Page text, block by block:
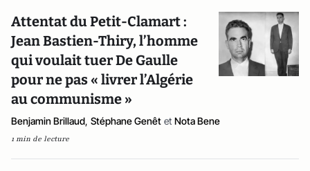
Attentat du Petit-Clamart :
Jean Bastien-Thiry, l’homme
qui voulait tuer De Gaulle
pour ne pas « livrer l’Algérie
au communisme »
Benjamin Brillaud, Stéphane Genêt et Nota Bene
1 min de lecture